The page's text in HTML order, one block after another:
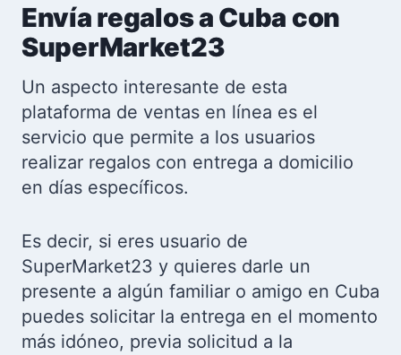
Envía regalos a Cuba con
SuperMarket23
Un aspecto interesante de esta
plataforma de ventas en línea es el
servicio que permite a los usuarios
realizar regalos con entrega a domicilio
en días específicos.
Es decir, si eres usuario de
SuperMarket23 y quieres darle un
presente a algún familiar o amigo en Cuba
puedes solicitar la entrega en el momento
más idóneo, previa solicitud a la